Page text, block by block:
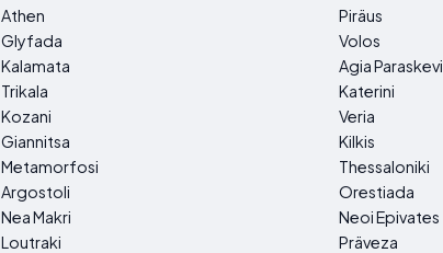
Athen Piräus
Glyfada
Volos
Kalamata
Agia Paraskevi
Trikala
Katerini
Kozani
Veria
Giannitsa
Kilkis
Metamorfosi
Thessaloniki
Argostoli
Orestiada
Nea Makri
Neoi Epivates
Loutraki
Präveza